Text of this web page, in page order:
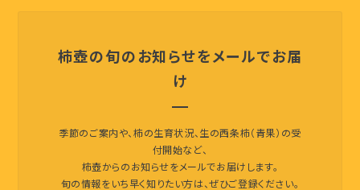
柿壺の旬のお知らせをメールでお届
け
季節のご案内や、柿の生育状況、生の西条柿（青果）の受
付開始など、
柿壺からのお知らせをメールでお届けします。
旬の情報をいち早く知りたい方は、ぜひご登録ください。